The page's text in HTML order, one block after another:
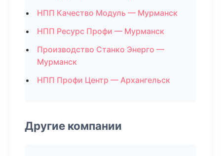
НПП Качество Модуль — Мурманск
НПП Ресурс Профи — Мурманск
Производство Станко Энерго —
Мурманск
НПП Профи Центр — Архангельск
Другие компании